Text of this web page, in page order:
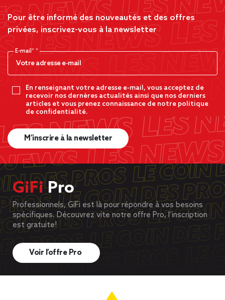
Pour être informé des nouveautés et des offres
privées, inscrivez-vous à la newsletter
E-mail*
En renseignant votre adresse e-mail, vous acceptez de
recevoir nos dernères actualités ainsi que nos derniers
articles et vous prenez connaissance de notre politique
de confidentialité.
M’inscrire à la newsletter
GiFiPro
Professionnels, GiFi est là pour répondre à vos besoins
spécifiques. Découvrez vite notre offre Pro, l’inscription
est gratuite!
Voir l’offre Pro